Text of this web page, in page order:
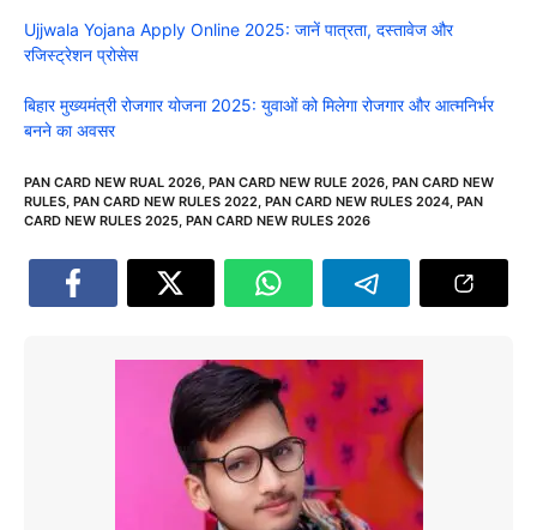
Ujjwala Yojana Apply Online 2025: जानें पात्रता, दस्तावेज और
रजिस्ट्रेशन प्रोसेस
बिहार मुख्यमंत्री रोजगार योजना 2025: युवाओं को मिलेगा रोजगार और आत्मनिर्भर
बनने का अवसर
PAN CARD NEW RUAL 2026, PAN CARD NEW RULE 2026, PAN CARD NEW
RULES, PAN CARD NEW RULES 2022, PAN CARD NEW RULES 2024, PAN
CARD NEW RULES 2025, PAN CARD NEW RULES 2026